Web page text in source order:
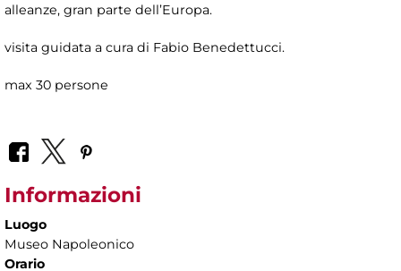
alleanze, gran parte dell’Europa.
visita guidata a cura di Fabio Benedettucci.
max 30 persone
Informazioni
Luogo
Museo Napoleonico
Orario